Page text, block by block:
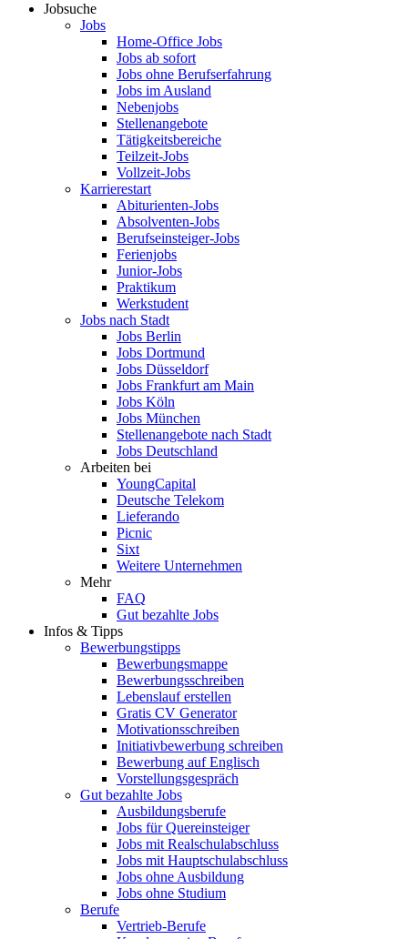
Jobsuche
Jobs
Home-Office Jobs
Jobs ab sofort
Jobs ohne Berufserfahrung
Jobs im Ausland
Nebenjobs
Stellenangebote
Tätigkeitsbereiche
Teilzeit-Jobs
Vollzeit-Jobs
Karrierestart
Abiturienten-Jobs
Absolventen-Jobs
Berufseinsteiger-Jobs
Ferienjobs
Junior-Jobs
Praktikum
Werkstudent
Jobs nach Stadt
Jobs Berlin
Jobs Dortmund
Jobs Düsseldorf
Jobs Frankfurt am Main
Jobs Köln
Jobs München
Stellenangebote nach Stadt
Jobs Deutschland
Arbeiten bei
YoungCapital
Deutsche Telekom
Lieferando
Picnic
Sixt
Weitere Unternehmen
Mehr
FAQ
Gut bezahlte Jobs
Infos & Tipps
Bewerbungstipps
Bewerbungsmappe
Bewerbungsschreiben
Lebenslauf erstellen
Gratis CV Generator
Motivationsschreiben
Initiativbewerbung schreiben
Bewerbung auf Englisch
Vorstellungsgespräch
Gut bezahlte Jobs
Ausbildungsberufe
Jobs für Quereinsteiger
Jobs mit Realschulabschluss
Jobs mit Hauptschulabschluss
Jobs ohne Ausbildung
Jobs ohne Studium
Berufe
Vertrieb-Berufe